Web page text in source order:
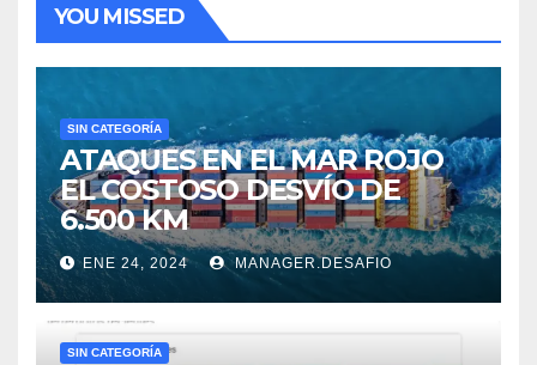
YOU MISSED
SIN CATEGORÍA
ATAQUES EN EL MAR ROJO
EL COSTOSO DESVÍO DE
6.500 KM
ENE 24, 2024 MANAGER.DESAFIO
SIN CATEGORÍA